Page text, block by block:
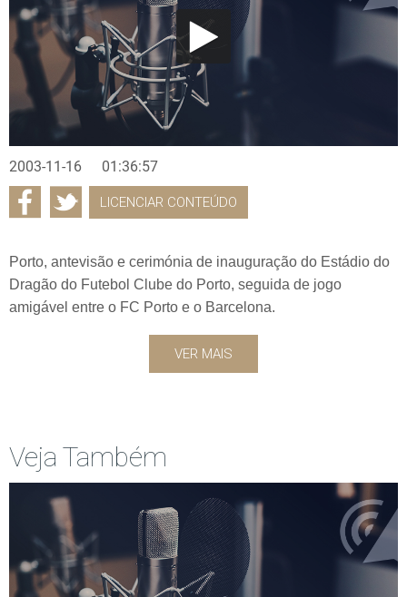
2003-11-16 01:36:57
LICENCIAR CONTEÚDO
Porto, antevisão e cerimónia de inauguração do Estádio do
Dragão do Futebol Clube do Porto, seguida de jogo
amigável entre o FC Porto e o Barcelona.
VER MAIS
Veja Também